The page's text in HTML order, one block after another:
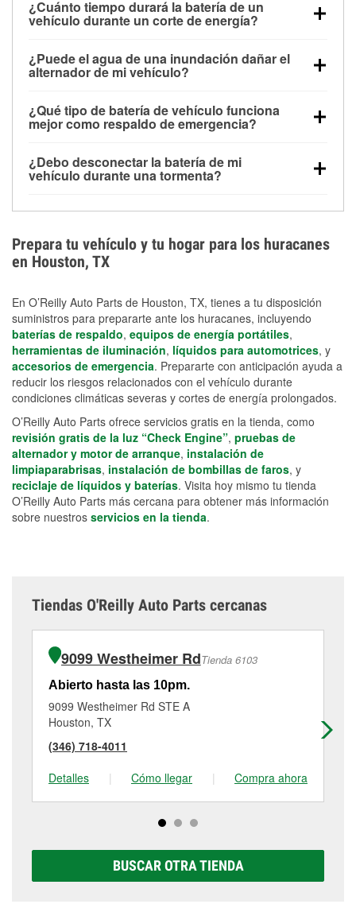
¿Cuánto tiempo durará la batería de un
vehículo durante un corte de energía?
alimentar pequeños accesorios durante un tiempo
limitado, pero el uso repetido sin conducir el vehículo
contar con un equipo de carga de respaldo para
cortes prolongados.
¿Puede el agua de una inundación dañar el
alternador de mi vehículo?
parte baja del compartimento del motor y pueden
dañarse si se sumergen, lo que puede provocar una
días después de la exposición.
¿Qué tipo de batería de vehículo funciona
mejor como respaldo de emergencia?
para aplicaciones de ciclo profundo porque son
selladas, resistentes a las vibraciones y más
¿Debo desconectar la batería de mi
vehículo durante una tormenta?
los daños por inundación. Evitar el agua estancada y
preparar opciones de carga de respaldo son
medidas de protección más efectivas.
Prepara tu vehículo y tu hogar para los huracanes
en Houston, TX
En O’Reilly Auto Parts de Houston, TX, tienes a tu disposición
suministros para prepararte ante los huracanes, incluyendo
baterías de respaldo, equipos de energía portátiles,
herramientas de iluminación, líquidos para automotrices, y
accesorios de emergencia. Prepararte con anticipación ayuda a
reducir los riesgos relacionados con el vehículo durante
condiciones climáticas severas y cortes de energía prolongados.
O’Reilly Auto Parts ofrece servicios gratis en la tienda, como
revisión gratis de la luz “Check Engine”, pruebas de
alternador y motor de arranque, instalación de
limpiaparabrisas, instalación de bombillas de faros, y
reciclaje de líquidos y baterías. Visita hoy mismo tu tienda
O’Reilly Auto Parts más cercana para obtener más información
sobre nuestros servicios en la tienda.
Tiendas O'Reilly Auto Parts cercanas
9099 Westheimer RdTienda 6103
Abierto hasta las 10pm.
9099 Westheimer Rd STE A
Houston, TX
(346) 718-4011
Detalles
| Cómo llegar | Compra ahora
BUSCAR OTRA TIENDA